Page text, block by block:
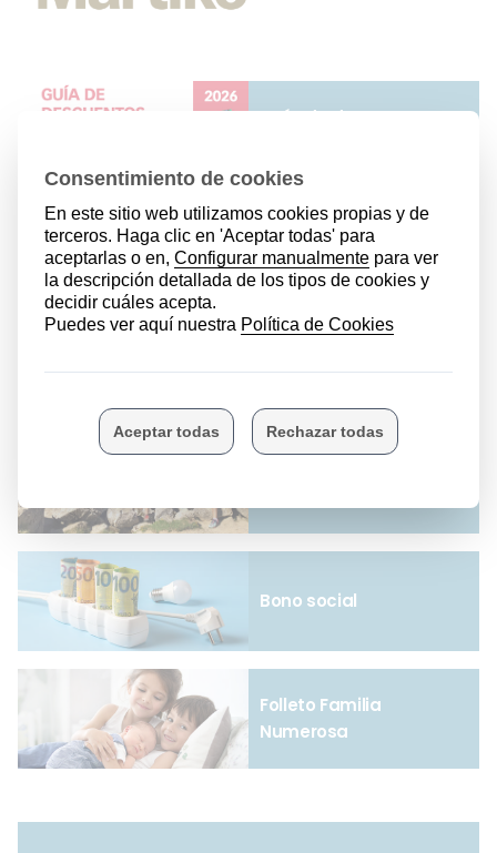
Guía de descuentos
Seguro de vida
Memoria 2025
Bono social
Folleto Familia
Numerosa